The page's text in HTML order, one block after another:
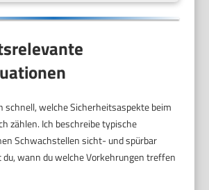
schnell, welche Sicherheitsaspekte beim
zählen. Ich beschreibe typische
Schwachstellen sicht- und spürbar
wann du welche Vorkehrungen treffen